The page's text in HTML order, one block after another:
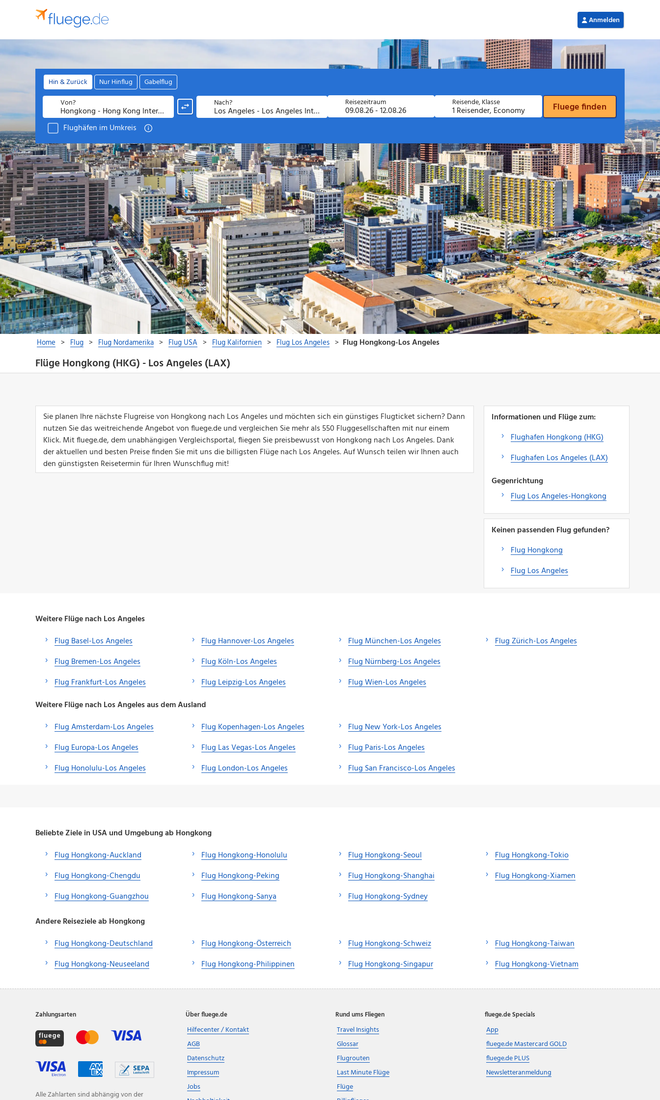
Flüge Hongkong (HKG) - Los Angeles (LAX)
Sie planen Ihre nächste Flugreise von Hongkong nach Los Angeles und möchten sich ein günstiges Flugticket sichern? Dann
nutzen Sie das weitreichende Angebot von fluege.de und vergleichen Sie mehr als 550 Fluggesellschaften mit nur einem
Klick. Mit fluege.de, dem unabhängigen Vergleichsportal, fliegen Sie preisbewusst von Hongkong nach Los Angeles. Dank
der aktuellen und besten Preise finden Sie mit uns die billigsten Flüge nach Los Angeles. Auf Wunsch teilen wir Ihnen auch
den günstigsten Reisetermin für Ihren Wunschflug mit!
Informationen und Flüge zum:
Flughafen Hongkong (HKG)
Flughafen Los Angeles (LAX)
Gegenrichtung
Flug Los Angeles-Hongkong
Keinen passenden Flug gefunden?
Flug Hongkong
Flug Los Angeles
Weitere Flüge nach Los Angeles
Flug Basel-Los Angeles
Flug Bremen-Los Angeles
Flug Frankfurt-Los Angeles
Flug Hannover-Los Angeles
Flug Köln-Los Angeles
Flug Leipzig-Los Angeles
Flug München-Los Angeles
Flug Nürnberg-Los Angeles
Flug Wien-Los Angeles
Flug Zürich-Los Angeles
Weitere Flüge nach Los Angeles aus dem Ausland
Flug Amsterdam-Los Angeles
Flug Europa-Los Angeles
Flug Honolulu-Los Angeles
Flug Kopenhagen-Los Angeles
Flug Las Vegas-Los Angeles
Flug London-Los Angeles
Flug New York-Los Angeles
Flug Paris-Los Angeles
Flug San Francisco-Los Angeles
Beliebte Ziele in USA und Umgebung ab Hongkong
Flug Hongkong-Auckland
Flug Hongkong-Chengdu
Flug Hongkong-Guangzhou
Flug Hongkong-Honolulu
Flug Hongkong-Peking
Flug Hongkong-Sanya
Flug Hongkong-Seoul
Flug Hongkong-Shanghai
Flug Hongkong-Sydney
Flug Hongkong-Tokio
Flug Hongkong-Xiamen
Andere Reiseziele ab Hongkong
Flug Hongkong-Deutschland
Flug Hongkong-Neuseeland
Flug Hongkong-Österreich
Flug Hongkong-Philippinen
Flug Hongkong-Schweiz
Flug Hongkong-Singapur
Flug Hongkong-Taiwan
Flug Hongkong-Vietnam